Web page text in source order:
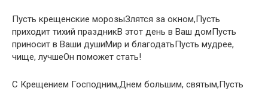
Пусть крещенские морозыЗлятся за окном,Пусть
приходит тихий праздникВ этот день в Ваш домПусть
приносит в Ваши душиМир и благодатьПусть мудрее,
чище, лучшеОн поможет стать!
С Крещением Господним,Днем большим, святым,Пусть